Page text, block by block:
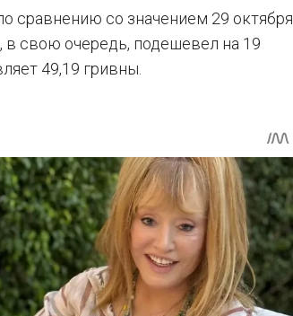
сравнению со значением 29 октября
в свою очередь, подешевел на 19
49,19 гривны.